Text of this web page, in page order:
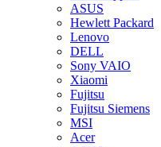
ASUS
Hewlett Packard
Lenovo
DELL
Sony VAIO
Xiaomi
Fujitsu
Fujitsu Siemens
MSI
Acer